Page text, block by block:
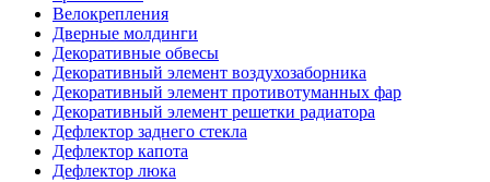
Велокрепления
Дверные молдинги
Декоративные обвесы
Декоративный элемент воздухозаборника
Декоративный элемент противотуманных фар
Декоративный элемент решетки радиатора
Дефлектор заднего стекла
Дефлектор капота
Дефлектор люка